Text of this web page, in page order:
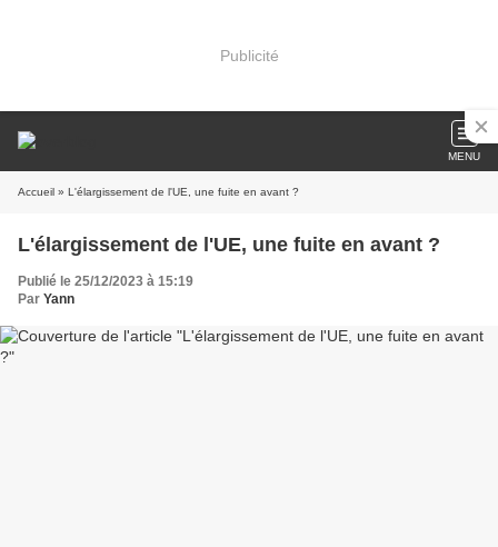
Publicité
MENU
Accueil » L'élargissement de l'UE, une fuite en avant ?
L'élargissement de l'UE, une fuite en avant ?
Publié le 25/12/2023 à 15:19
Par Yann